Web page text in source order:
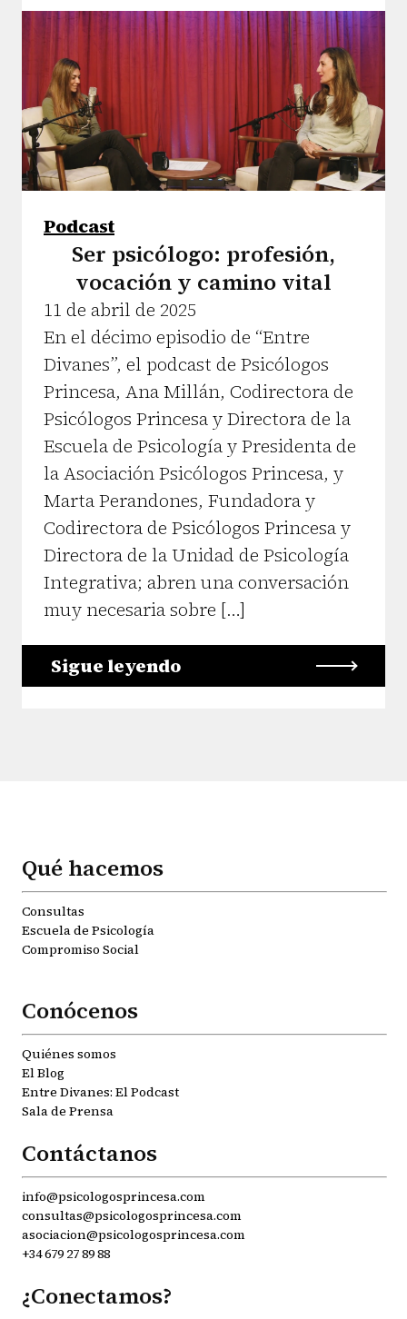
Podcast
Ser psicólogo: profesión,
vocación y camino vital
11 de abril de 2025
En el décimo episodio de “Entre
Divanes”, el podcast de Psicólogos
Princesa, Ana Millán, Codirectora de
Psicólogos Princesa y Directora de la
Escuela de Psicología y Presidenta de
la Asociación Psicólogos Princesa, y
Marta Perandones, Fundadora y
Codirectora de Psicólogos Princesa y
Directora de la Unidad de Psicología
Integrativa; abren una conversación
muy necesaria sobre […]
Sigue leyendo
Qué hacemos
Consultas
Escuela de Psicología
Compromiso Social
Conócenos
Quiénes somos
El Blog
Entre Divanes: El Podcast
Sala de Prensa
Contáctanos
info@psicologosprincesa.com
consultas@psicologosprincesa.com
asociacion@psicologosprincesa.com
+34 679 27 89 88
¿Conectamos?